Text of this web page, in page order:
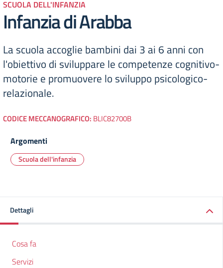
SCUOLA DELL'INFANZIA
Infanzia di Arabba
La scuola accoglie bambini dai 3 ai 6 anni con
l'obiettivo di sviluppare le competenze cognitivo-
motorie e promuovere lo sviluppo psicologico-
relazionale.
CODICE MECCANOGRAFICO: BLIC82700B
Argomenti
Scuola dell'infanzia
Dettagli
Cosa fa
Servizi